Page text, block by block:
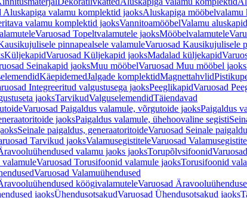
Aluskapiga valamu komplektid jaoksAluskapiga mööbelvalamu
valamu komplektid jaoksVannitoamööbelValamu aluskapid
Varuosad Topeltvalamutele jaoksMööbelvalamutele
pinnapealsele valamuleVaruosad Kausikujulisele
KüljekapidVaruosad Küljekapid jaoksMadalad küljekapid
Seinakapid jaoksMuu mööbelVaruosad Muu mööbel jaoks
KäepidemedJalgade komplektidMagnettahvlid
Integreeritud valgustusega jaoksPeeglikapidVaruosad
jaoksTarvikudValguselemendidTäiendavad
Varuosad Paigaldus valamule, võrgutoide jaoksPaigaldus
jaoksPaigaldus valamule, ühehoovaline segisti
Seinale paigaldus, generaatoritoideVaruosad Seinale
Tarvikud jaoksValamusegistiteleVaruosad
valamu jaoks jaoksTorupõlvsifoonid
Varuosad Torusifoonid valamule jaoksTorusifoonid
Varuosad Valamuühendused
köögivalamuteleVaruosad
jaoksÜhendusotsakudVaruosad Ühendusotsakud jaoks